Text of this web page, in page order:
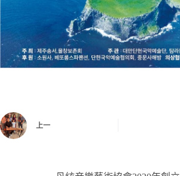
上一